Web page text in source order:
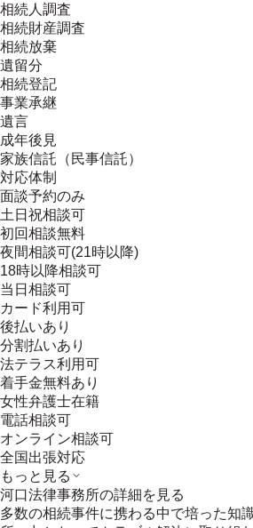
相続人調査
相続財産調査
相続放棄
遺留分
相続登記
事業承継
遺言
成年後見
家族信託（民事信託）
対応体制
面談予約のみ
土日祝相談可
初回相談無料
夜間相談可(21時以降)
18時以降相談可
当日相談可
カード利用可
後払いあり
分割払いあり
法テラス利用可
着手金無料あり
女性弁護士在籍
電話相談可
オンライン相談可
全国出張対応
もっと見る
河口法律事務所の詳細を見る
多数の相続事件に携わる中で培った知